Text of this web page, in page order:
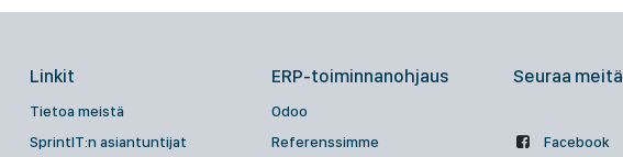
Linkit
Tietoa meistä
SprintIT:n asiantuntijat
ERP-toiminnanohjaus
Odoo
Referenssimme
Seuraa meitä
Facebook